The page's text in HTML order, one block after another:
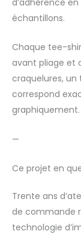
échantillons.
Chaque tee-
avant pliage et
craquelures,
correspond
graphiquement.
—
Ce projet en
Trente ans
de commande
technologie